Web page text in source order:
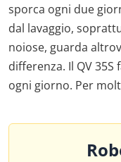
sporca ogni due
dal lavaggio,
noiose, guarda
differenza. Il QV
ogni giorno. Per